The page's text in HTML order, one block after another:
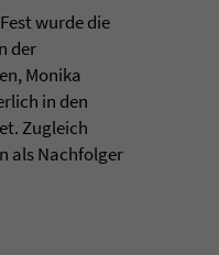
wurde die
der
Monika
in den
Zugleich
als Nachfolger